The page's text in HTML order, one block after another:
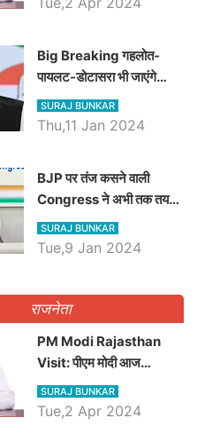
Big Breaking गहलोत-
पायलट-डोटासरा भी जाएंगे
अयोध्या, करेंगे रामलला के दर्शन
SURAJ BUNKAR
Thu,11 Jan 2024
BJP पर तंज कसने वाली
Congress ने अभी तक तय
नहीं किया नेता प्रतिपक्ष, जानें
कौन होगा दावेदार
SURAJ BUNKAR
Tue,9 Jan 2024
राजनेता
PM Modi Rajasthan
Visit: पीएम मोदी आज
राजस्थान में कोटपूतली में करेंगे
विशाल रैली, एक सभा से 8 सीटों
SURAJ BUNKAR
Tue,2 Apr 2024